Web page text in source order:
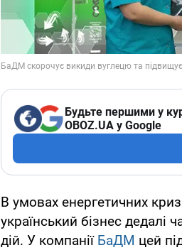
Будьте першими у
OBOZ.UA у Google
В умовах енергетичних
український бізнес дедалі
дій. У компанії БаДМ цей